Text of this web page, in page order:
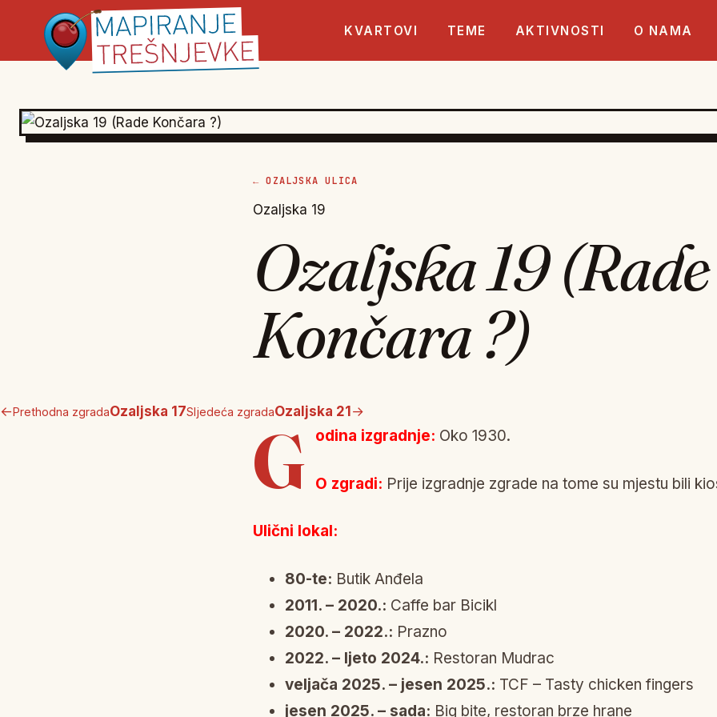
KVARTOVI TEME AKTIVNOSTI O NAMA
← OZALJSKA ULICA
Ozaljska 19
Ozaljska 19 (Rade
Končara ?)
←Prethodna zgradaOzaljska 17Sljedeća zgradaOzaljska 21 →
G odina izgradnje: Oko 1930.
O zgradi: Prije izgradnje zgrade na tome su mjestu bili
Ulični lokal:
80-te: Butik Anđela
2011. – 2020.: Caffe bar Bicikl
2020. – 2022.: Prazno
2022. – ljeto 2024.: Restoran Mudrac
veljača 2025. – jesen 2025.: TCF – Tasty chicken fingers
jesen 2025. – sada: Big bite, restoran brze hrane